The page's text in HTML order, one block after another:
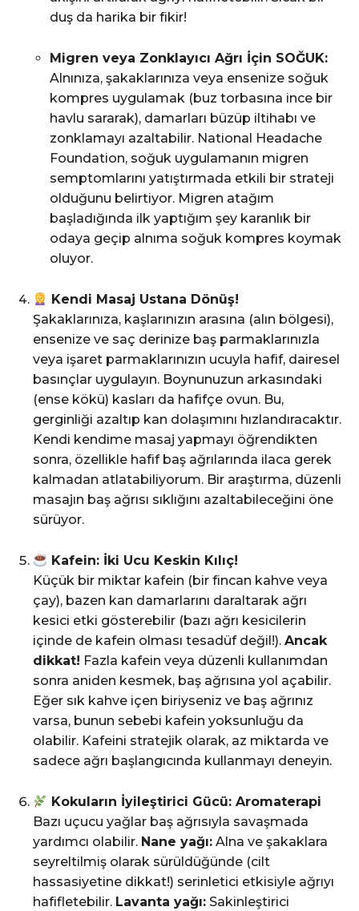
duş da harika bir fikir!
Migren veya Zonklayıcı Ağrı İçin SOĞUK:
Alnınıza, şakaklarınıza veya ensenize soğuk
kompres uygulamak (buz torbasına ince bir
havlu sararak), damarları büzüp iltihabı ve
zonklamayı azaltabilir. National Headache
Foundation, soğuk uygulamanın migren
semptomlarını yatıştırmada etkili bir strateji
olduğunu belirtiyor. Migren atağım
başladığında ilk yaptığım şey karanlık bir
odaya geçip alnıma soğuk kompres koymak
oluyor.
Kendi Masaj Ustana Dönüş!
Şakaklarınıza, kaşlarınızın arasına (alın bölgesi),
ensenize ve saç derinize baş parmaklarınızla
veya işaret parmaklarınızın ucuyla hafif, dairesel
basınçlar uygulayın. Boynunuzun arkasındaki
(ense kökü) kasları da hafifçe ovun. Bu,
gerginliği azaltıp kan dolaşımını hızlandıracaktır.
Kendi kendime masaj yapmayı öğrendikten
sonra, özellikle hafif baş ağrılarında ilaca gerek
kalmadan atlatabiliyorum. Bir araştırma, düzenli
masajın baş ağrısı sıklığını azaltabileceğini öne
sürüyor.
Kafein: İki Ucu Keskin Kılıç!
Küçük bir miktar kafein (bir fincan kahve veya
çay), bazen kan damarlarını daraltarak ağrı
kesici etki gösterebilir (bazı ağrı kesicilerin
içinde de kafein olması tesadüf değil!). Ancak
dikkat! Fazla kafein veya düzenli kullanımdan
sonra aniden kesmek, baş ağrısına yol açabilir.
Eğer sık kahve içen biriyseniz ve baş ağrınız
varsa, bunun sebebi kafein yoksunluğu da
olabilir. Kafeini stratejik olarak, az miktarda ve
sadece ağrı başlangıcında kullanmayı deneyin.
Kokuların İyileştirici Gücü: Aromaterapi
Bazı uçucu yağlar baş ağrısıyla savaşmada
yardımcı olabilir. Nane yağı: Alna ve şakaklara
seyreltilmiş olarak sürüldüğünde (cilt
hassasiyetine dikkat!) serinletici etkisiyle ağrıyı
hafifletebilir. Lavanta yağı: Sakinleştirici